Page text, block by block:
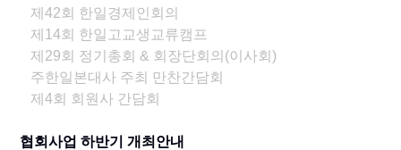
제42회 한일경제인회의
제14회 한일고교생교류캠프
제29회 정기총회 & 회장단회의(이사회)
주한일본대사 주최 만찬간담회
제4회 회원사 간담회
협회사업 하반기 개최안내